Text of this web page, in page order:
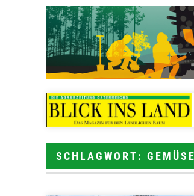
SCHLAGWORT: